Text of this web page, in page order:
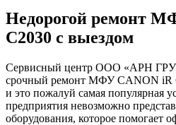
Недорогой ремонт
C2030 с выездом
Сервисный центр ООО «АРН
срочный ремонт МФУ CANON iR
и это пожалуй самая популярная
предприятия невозможно
оборудования, которое помогает